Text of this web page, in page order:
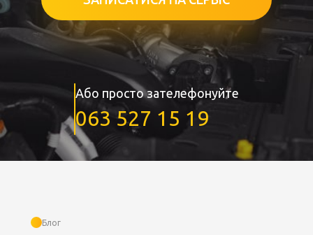
Або просто зателефонуйте
063 527 15 19
Блог